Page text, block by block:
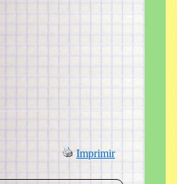
Imprimir